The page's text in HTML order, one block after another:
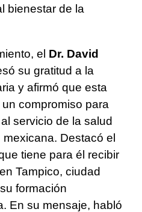
bienestar de la
el Dr. David
su gratitud a la
y afirmó que esta
compromiso para
servicio de la salud
Destacó el
tiene para él recibir
Tampico, ciudad
formación
En su mensaje, habló